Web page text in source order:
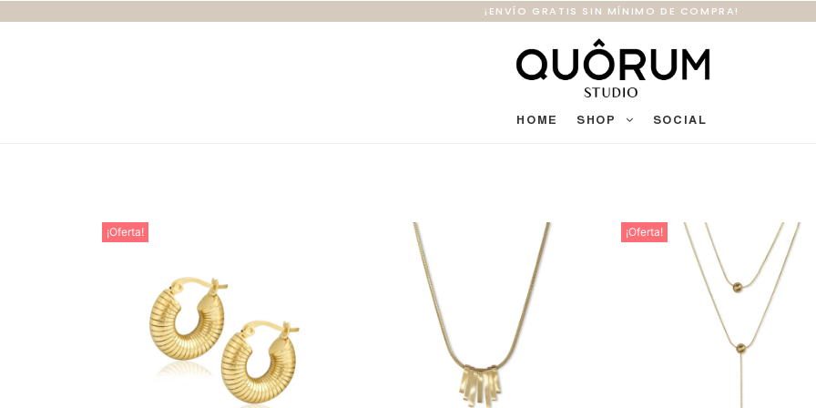
¡ENVÍO GRATIS SIN MÍNIMO DE COMPRA!
HOME SHOP SOCIAL
¡Oferta! ¡Oferta!